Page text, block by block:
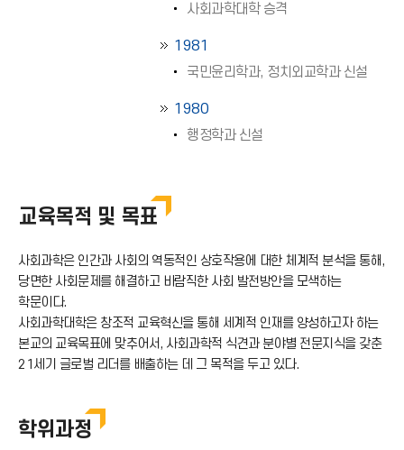
사회과학대학 승격
1981
국민윤리학과, 정치외교학과 신설
1980
행정학과 신설
교육목적 및 목표
사회과학은 인간과 사회의 역동적인 상호작용에 대한 체계적 분석을 통해,
당면한 사회문제를 해결하고 바람직한 사회 발전방안을 모색하는
학문이다.
사회과학대학은 창조적 교육혁신을 통해 세계적 인재를 양성하고자 하는
본교의 교육목표에 맞추어서, 사회과학적 식견과 분야별 전문지식을 갖춘
21세기 글로벌 리더를 배출하는 데 그 목적을 두고 있다.
학위과정